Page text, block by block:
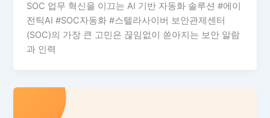
SOC 업무 혁신을 이끄는 AI 기반 자동화 솔루션 #에이
전틱AI #SOC자동화 #스텔라사이버 보안관제센터
(SOC)의 가장 큰 고민은 끊임없이 쏟아지는 보안 알람
과 인력